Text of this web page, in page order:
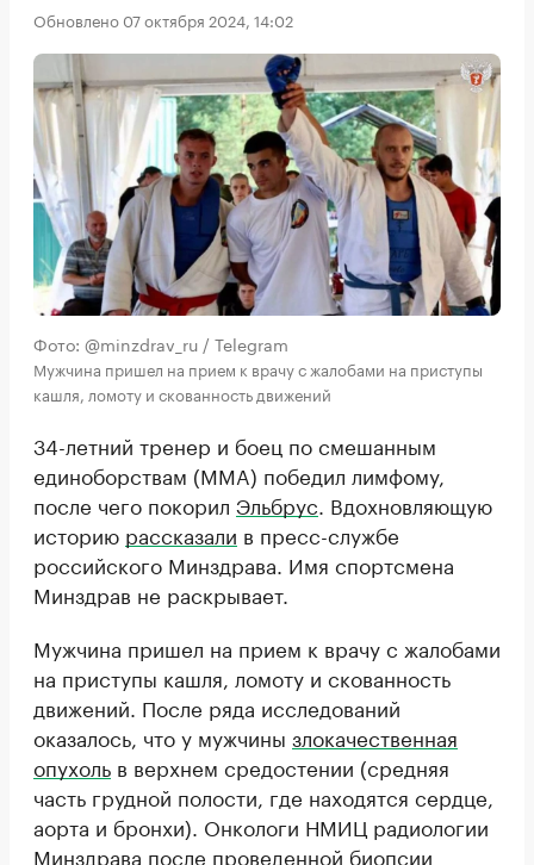
Обновлено 07 октября 2024, 14:02
Фото: @minzdrav_ru / Telegram
Мужчина пришел на прием к врачу с жалобами на приступы
кашля, ломоту и скованность движений
34-летний тренер и боец по смешанным
единоборствам (MMA) победил лимфому,
после чего покорил Эльбрус . Вдохновляющую
историю рассказали в пресс-службе
российского Минздрава. Имя спортсмена
Минздрав не раскрывает.
Мужчина пришел на прием к врачу с жалобами
на приступы кашля, ломоту и скованность
движений. После ряда исследований
оказалось, что у мужчины злокачественная
опухоль в верхнем средостении (средняя
часть грудной полости, где находятся сердце,
аорта и бронхи). Онкологи НМИЦ радиологии
Минздрава после проведенной биопсии